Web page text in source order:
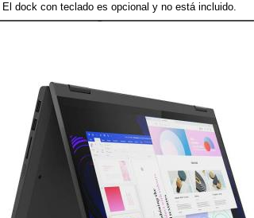
El dock con teclado es opcional y no está incluido.